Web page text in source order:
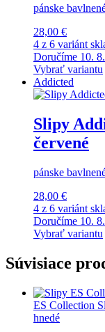
pánske
28,00 €
4 z 6 variánt
Doručíme 10.
Vybrať variantu
Addicted
Slipy
červené
pánske
28,00 €
4 z 6 variánt
Doručíme 10.
Vybrať variantu
Súvisiace
ES Collection
hnedé